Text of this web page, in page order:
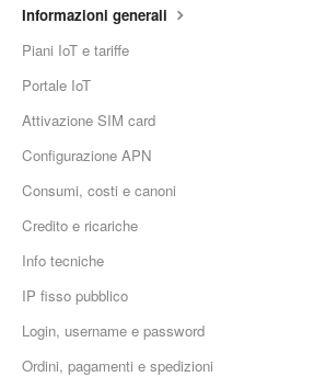
Informazioni generali
Piani IoT e tariffe
Portale IoT
Attivazione SIM card
Configurazione APN
Consumi, costi e canoni
Credito e ricariche
Info tecniche
IP fisso pubblico
Login, username e password
Ordini, pagamenti e spedizioni